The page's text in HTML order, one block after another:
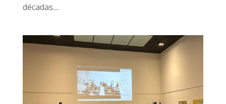
décadas....